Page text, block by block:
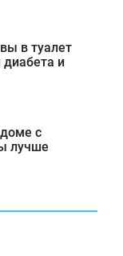
в туалет
и
с
лучше